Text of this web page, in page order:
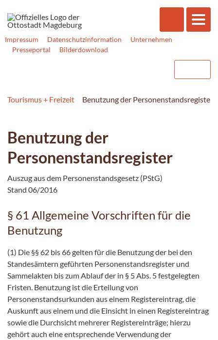
Impressum Datenschutzinformation
Unternehmen
Presseportal
Bilderdownload
Tourismus + Freizeit Benutzung der Personenstandsregister
Benutzung der
Personenstandsregister
Auszug aus dem Personenstandsgesetz (PStG)
Stand 06/2016
§ 61 Allgemeine Vorschriften für die
Benutzung
(1) Die §§ 62 bis 66 gelten für die Benutzung der bei den
Standesämtern geführten Personenstandsregister und
Sammelakten bis zum Ablauf der in § 5 Abs. 5 festgelegten
Fristen. Benutzung ist die Erteilung von
Personenstandsurkunden aus einem Registereintrag, die
Auskunft aus einem und die Einsicht in einen Registereintrag
sowie die Durchsicht mehrerer Registereinträge; hierzu
gehört auch eine entsprechende Verwendung der